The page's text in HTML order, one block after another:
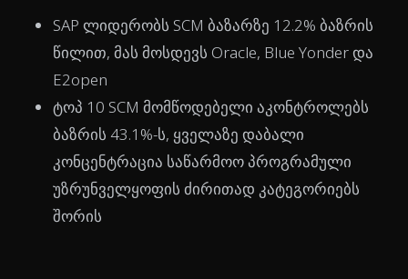
SAP ლიდერობს SCM ბაზარზე 12.2% ბაზრის
წილით, მას მოსდევს Oracle, Blue Yonder და
E2open
ტოპ 10 SCM მომწოდებელი აკონტროლებს
ბაზრის 43.1%-ს, ყველაზე დაბალი
კონცენტრაცია საწარმოო პროგრამული
უზრუნველყოფის ძირითად კატეგორიებს
შორის